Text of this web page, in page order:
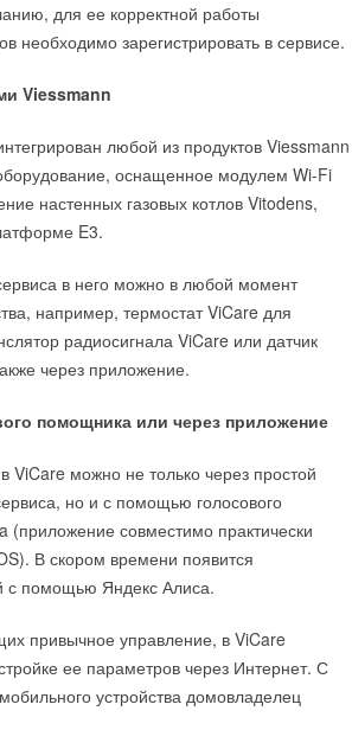
для ее корректной работы
необходимо зарегистрировать в сервисе.
Viessmann
любой из продуктов Viessmann
оснащенное модулем Wi-Fi
настенных газовых котлов Vitodens,
E3.
в него можно в любой момент
например, термостат ViCare для
радиосигнала ViCare или датчик
через приложение.
помощника или через приложение
ViCare можно не только через простой
но и с помощью голосового
(приложение совместимо практически
В скором времени появится
с помощью Яндекс Алиса.
привычное управление, в ViCare
ее параметров через Интернет. С
устройства домовладелец
эффективности работы, применения
зависит уровень промышленного
развитие отрасли, реализуя
разработке новых видов продукции на
Благодарим вас за
делу, мастерство и способность решать
во благо достижения общих целей.
Уведомления отключены
VLT ND-051 компании Danfoss Drives для
переменного тока, чтобы менять
трехфазного двигателя. Частотные
двигателя и обеспечивают плавное
и перегрузок
электрооборудования
— НЕВАТОМ предлагает
от 0,35 до 22 кВт включительно*
за счёт автоматической оптимизации
R-Eкомпании Ziehl Abegg для
скорость вращения однофазного
является наличие жестко
R-E позволяют переключаться